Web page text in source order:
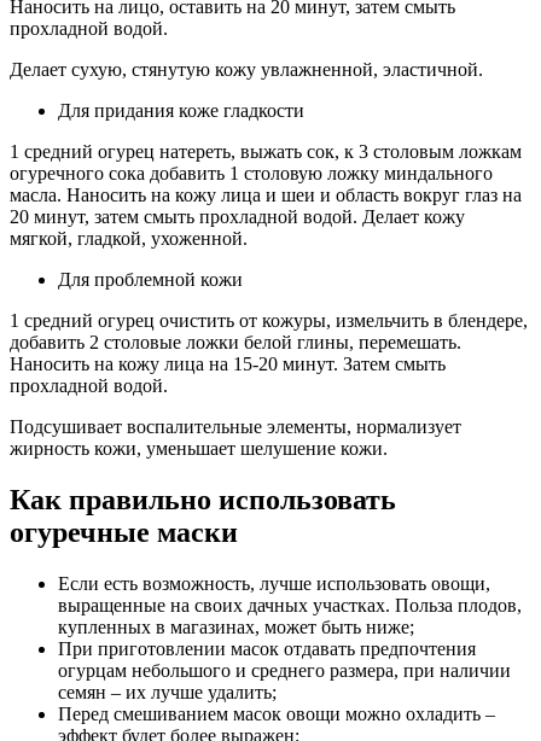
Наносить на лицо, оставить на 20 минут, затем смыть
прохладной водой.
Делает сухую, стянутую кожу увлажненной, эластичной.
Для придания коже гладкости
1 средний огурец натереть, выжать сок, к 3 столовым ложкам
огуречного сока добавить 1 столовую ложку миндального
масла. Наносить на кожу лица и шеи и область вокруг глаз на
20 минут, затем смыть прохладной водой. Делает кожу
мягкой, гладкой, ухоженной.
Для проблемной кожи
1 средний огурец очистить от кожуры, измельчить в блендере,
добавить 2 столовые ложки белой глины, перемешать.
Наносить на кожу лица на 15-20 минут. Затем смыть
прохладной водой.
Подсушивает воспалительные элементы, нормализует
жирность кожи, уменьшает шелушение кожи.
Как правильно использовать
огуречные маски
Если есть возможность, лучше использовать овощи,
выращенные на своих дачных участках. Польза плодов,
купленных в магазинах, может быть ниже;
При приготовлении масок отдавать предпочтения
огурцам небольшого и среднего размера, при наличии
семян – их лучше удалить;
Перед смешиванием масок овощи можно охладить –
эффект будет более выражен;